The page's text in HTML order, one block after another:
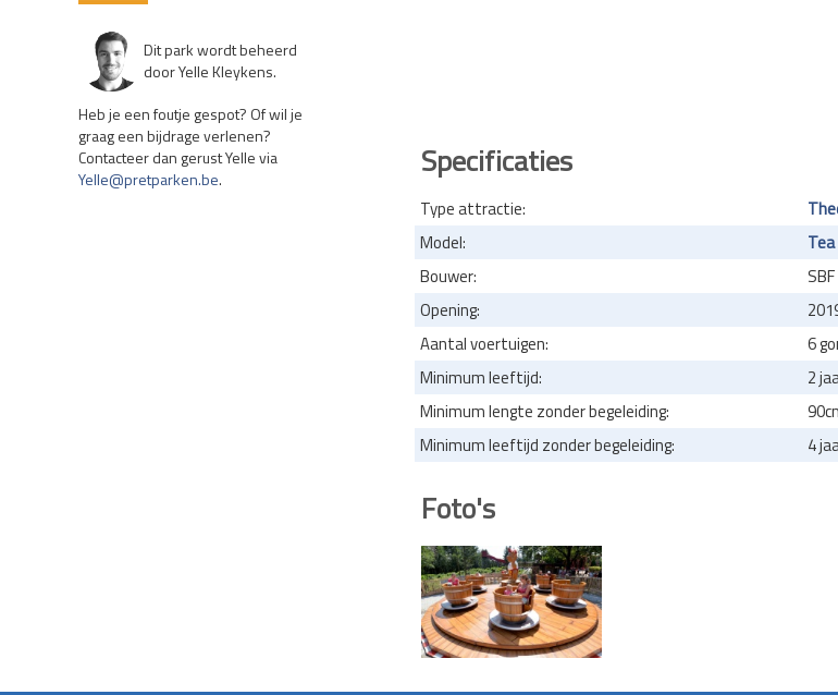
Dit park wordt beheerd
door Yelle Kleykens.
Heb je een foutje gespot? Of wil je
graag een bijdrage verlenen?
Contacteer dan gerust Yelle via
Yelle@pretparken.be. Specificaties
Type attractie:
Model:
Bouwer:
Opening:
Aantal voertuigen:
6
Minimum leeftijd:
2
Minimum lengte zonder begeleiding:
Minimum leeftijd zonder begeleiding:
4
Foto's